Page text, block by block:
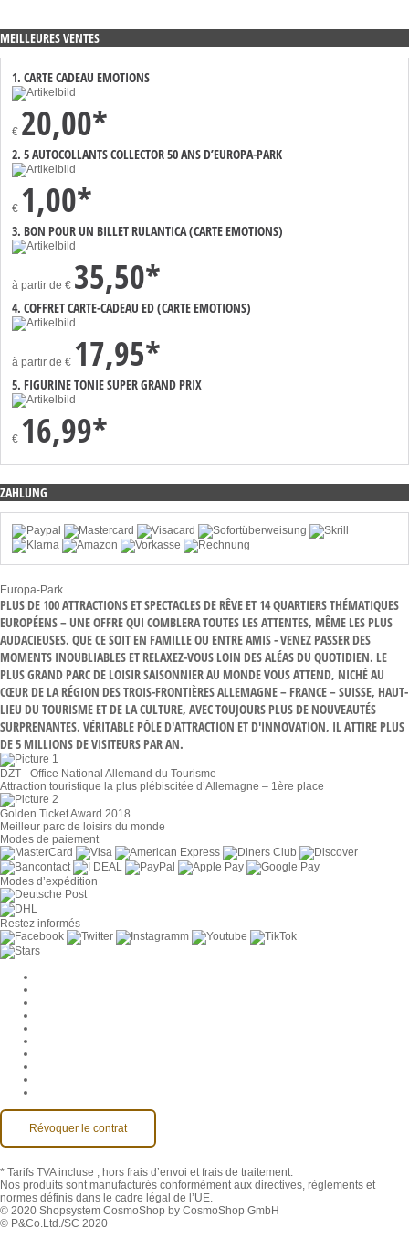
MEILLEURES VENTES
1. CARTE CADEAU EMOTIONS
€ 20,00*
2. 5 AUTOCOLLANTS COLLECTOR 50 ANS D’EUROPA-PARK
€ 1,00*
3. BON POUR UN BILLET RULANTICA (CARTE EMOTIONS)
à partir de € 35,50*
4. COFFRET CARTE-CADEAU ED (CARTE EMOTIONS)
à partir de € 17,95*
5. FIGURINE TONIE SUPER GRAND PRIX
€ 16,99*
ZAHLUNG
Europa-Park
PLUS DE 100 ATTRACTIONS ET SPECTACLES DE RÊVE ET 14 QUARTIERS THÉMATIQUES
EUROPÉENS – UNE OFFRE QUI COMBLERA TOUTES LES ATTENTES, MÊME LES PLUS
AUDACIEUSES. QUE CE SOIT EN FAMILLE OU ENTRE AMIS - VENEZ PASSER DES
MOMENTS INOUBLIABLES ET RELAXEZ-VOUS LOIN DES ALÉAS DU QUOTIDIEN. LE
PLUS GRAND PARC DE LOISIR SAISONNIER AU MONDE VOUS ATTEND, NICHÉ AU
CŒUR DE LA RÉGION DES TROIS-FRONTIÈRES ALLEMAGNE – FRANCE – SUISSE, HAUT-
LIEU DU TOURISME ET DE LA CULTURE, AVEC TOUJOURS PLUS DE NOUVEAUTÉS
SURPRENANTES. VÉRITABLE PÔLE D'ATTRACTION ET D'INNOVATION, IL ATTIRE PLUS
DE 5 MILLIONS DE VISITEURS PAR AN.
DZT - Office National Allemand du Tourisme
Attraction touristique la plus plébiscitée d’Allemagne – 1ère place
Golden Ticket Award 2018
Meilleur parc de loisirs du monde
Modes de paiement
Modes d’expédition
Restez informés
Révoquer le contrat
* Tarifs TVA incluse , hors frais d’envoi et frais de traitement.
Nos produits sont manufacturés conformément aux directives, règlements et
normes définis dans le cadre légal de l’UE.
© 2020 Shopsystem CosmoShop by CosmoShop GmbH
© P&Co.Ltd./SC 2020